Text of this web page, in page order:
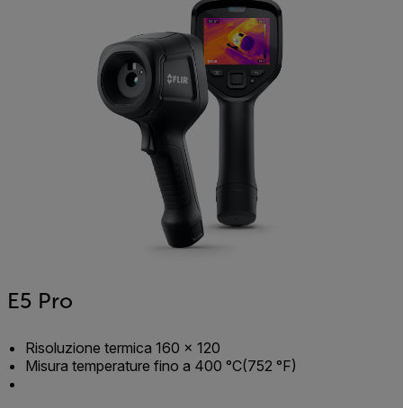
E5 Pro
Risoluzione termica 160 × 120
Misura temperature fino a 400 °C(752 °F)